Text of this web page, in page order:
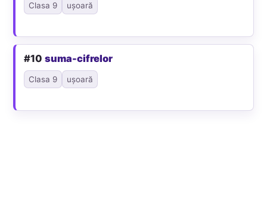
Clasa 9 ușoară
#10suma-cifrelor
Clasa 9 ușoară